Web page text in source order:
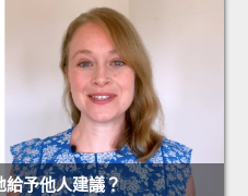
給予他人建議？